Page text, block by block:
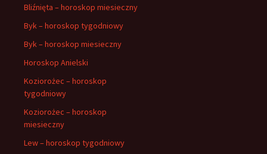
Bliźnięta – horoskop miesieczny
Byk – horoskop tygodniowy
Byk – horoskop miesieczny
Horoskop Anielski
Koziorożec – horoskop
tygodniowy
Koziorożec – horoskop
miesieczny
Lew – horoskop tygodniowy